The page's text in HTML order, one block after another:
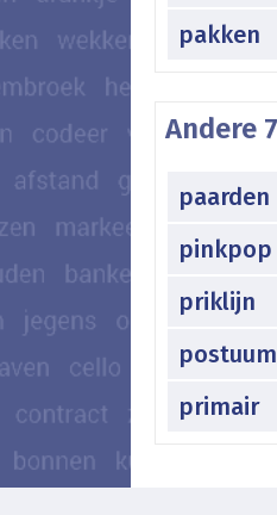
pakken
Andere
paarden
pinkpop
priklijn
postuum
primair